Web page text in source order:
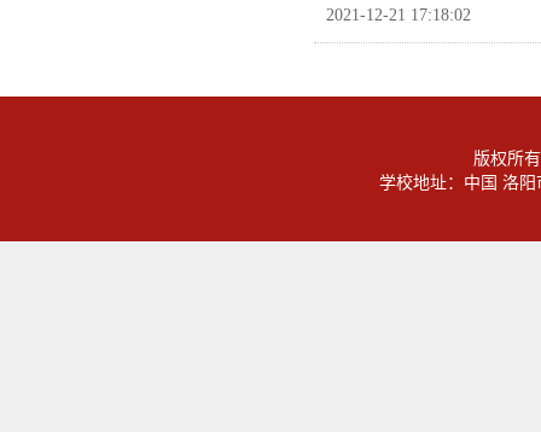
2021-12-21 17:18:02
版权所
学校地址：中国 洛